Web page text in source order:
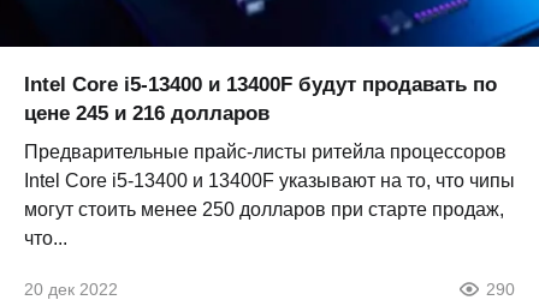
Intel Core i5-13400 и 13400F будут продавать по
цене 245 и 216 долларов
Предварительные прайс-листы ритейла процессоров
Intel Core i5-13400 и 13400F указывают на то, что чипы
могут стоить менее 250 долларов при старте продаж,
что...
20 дек 2022 290